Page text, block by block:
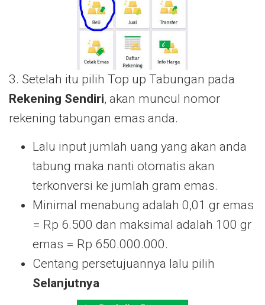
3. Setelah itu pilih Top up Tabungan pada
Rekening Sendiri, akan muncul nomor
rekening tabungan emas anda.
Lalu input jumlah uang yang akan anda
tabung maka nanti otomatis akan
terkonversi ke jumlah gram emas.
Minimal menabung adalah 0,01 gr emas
= Rp 6.500 dan maksimal adalah 100 gr
emas = Rp 650.000.000.
Centang persetujuannya lalu pilih
Selanjutnya